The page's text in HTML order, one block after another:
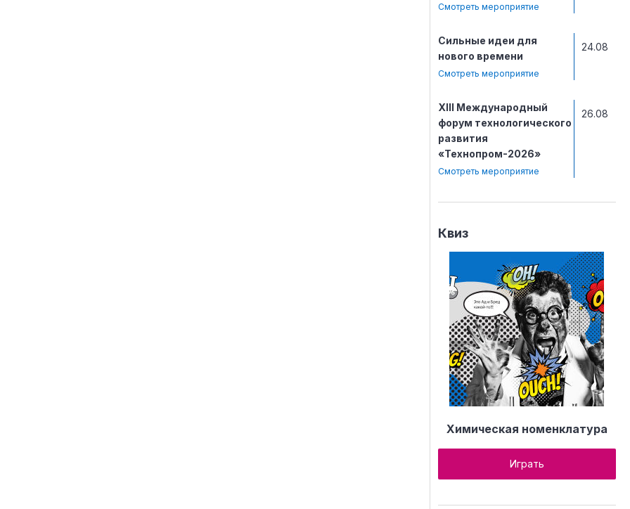
Смотреть мероприятие
Сильные идеи для
нового времени
Смотреть мероприятие
24.08
ХIII Международный
форум технологического
развития
«Технопром-2026»
Смотреть мероприятие
26.08
Квиз
Химическая номенклатура
Играть